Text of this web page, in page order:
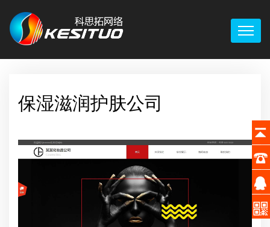
保湿滋润护肤公司